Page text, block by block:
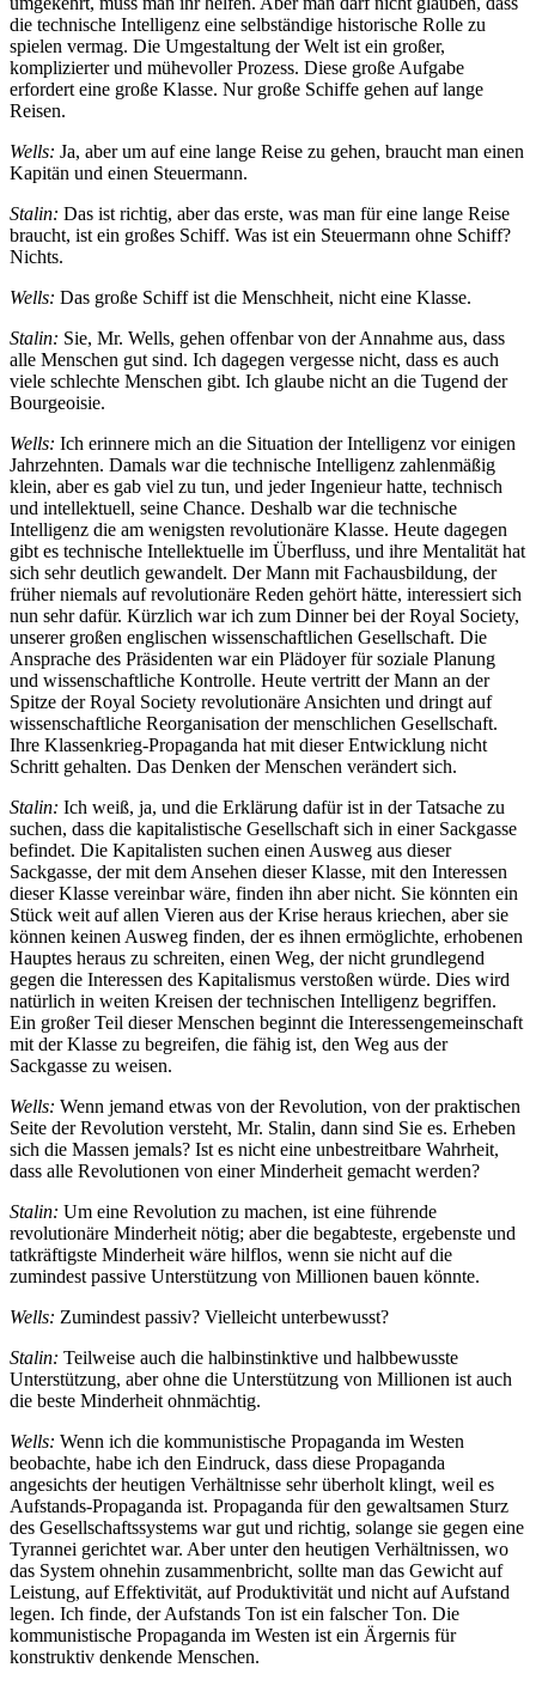
die technische Intelligenz eine selbständige historische Rolle zu
spielen vermag. Die Umgestaltung der Welt ist ein großer,
komplizierter und mühevoller Prozess. Diese große Aufgabe
erfordert eine große Klasse. Nur große Schiffe gehen auf lange
Reisen.
Wells: Ja, aber um auf eine lange Reise zu gehen, braucht man einen
Kapitän und einen Steuermann.
Stalin: Das ist richtig, aber das erste, was man für eine lange Reise
braucht, ist ein großes Schiff. Was ist ein Steuermann ohne Schiff?
Nichts.
Wells: Das große Schiff ist die Menschheit, nicht eine Klasse.
Stalin: Sie, Mr. Wells, gehen offenbar von der Annahme aus, dass
alle Menschen gut sind. Ich dagegen vergesse nicht, dass es auch
viele schlechte Menschen gibt. Ich glaube nicht an die Tugend der
Bourgeoisie.
Wells: Ich erinnere mich an die Situation der Intelligenz vor einigen
Jahrzehnten. Damals war die technische Intelligenz zahlenmäßig
klein, aber es gab viel zu tun, und jeder Ingenieur hatte, technisch
und intellektuell, seine Chance. Deshalb war die technische
Intelligenz die am wenigsten revolutionäre Klasse. Heute dagegen
gibt es technische Intellektuelle im Überfluss, und ihre Mentalität hat
sich sehr deutlich gewandelt. Der Mann mit Fachausbildung, der
früher niemals auf revolutionäre Reden gehört hätte, interessiert sich
nun sehr dafür. Kürzlich war ich zum Dinner bei der Royal Society,
unserer großen englischen wissenschaftlichen Gesellschaft. Die
Ansprache des Präsidenten war ein Plädoyer für soziale Planung
und wissenschaftliche Kontrolle. Heute vertritt der Mann an der
Spitze der Royal Society revolutionäre Ansichten und dringt auf
wissenschaftliche Reorganisation der menschlichen Gesellschaft.
Ihre Klassenkrieg-Propaganda hat mit dieser Entwicklung nicht
Schritt gehalten. Das Denken der Menschen verändert sich.
Stalin: Ich weiß, ja, und die Erklärung dafür ist in der Tatsache zu
suchen, dass die kapitalistische Gesellschaft sich in einer Sackgasse
befindet. Die Kapitalisten suchen einen Ausweg aus dieser
Sackgasse, der mit dem Ansehen dieser Klasse, mit den Interessen
dieser Klasse vereinbar wäre, finden ihn aber nicht. Sie könnten ein
Stück weit auf allen Vieren aus der Krise heraus kriechen, aber sie
können keinen Ausweg finden, der es ihnen ermöglichte, erhobenen
Hauptes heraus zu schreiten, einen Weg, der nicht grundlegend
gegen die Interessen des Kapitalismus verstoßen würde. Dies wird
natürlich in weiten Kreisen der technischen Intelligenz begriffen.
Ein großer Teil dieser Menschen beginnt die Interessengemeinschaft
mit der Klasse zu begreifen, die fähig ist, den Weg aus der
Sackgasse zu weisen.
Wells: Wenn jemand etwas von der Revolution, von der praktischen
Seite der Revolution versteht, Mr. Stalin, dann sind Sie es. Erheben
sich die Massen jemals? Ist es nicht eine unbestreitbare Wahrheit,
dass alle Revolutionen von einer Minderheit gemacht werden?
Stalin: Um eine Revolution zu machen, ist eine führende
revolutionäre Minderheit nötig; aber die begabteste, ergebenste und
tatkräftigste Minderheit wäre hilflos, wenn sie nicht auf die
zumindest passive Unterstützung von Millionen bauen könnte.
Wells: Zumindest passiv? Vielleicht unterbewusst?
Stalin: Teilweise auch die halbinstinktive und halbbewusste
Unterstützung, aber ohne die Unterstützung von Millionen ist auch
die beste Minderheit ohnmächtig.
Wells: Wenn ich die kommunistische Propaganda im Westen
beobachte, habe ich den Eindruck, dass diese Propaganda
angesichts der heutigen Verhältnisse sehr überholt klingt, weil es
Aufstands-Propaganda ist. Propaganda für den gewaltsamen Sturz
des Gesellschaftssystems war gut und richtig, solange sie gegen eine
Tyrannei gerichtet war. Aber unter den heutigen Verhältnissen, wo
das System ohnehin zusammenbricht, sollte man das Gewicht auf
Leistung, auf Effektivität, auf Produktivität und nicht auf Aufstand
legen. Ich finde, der Aufstands Ton ist ein falscher Ton. Die
kommunistische Propaganda im Westen ist ein Ärgernis für
konstruktiv denkende Menschen.